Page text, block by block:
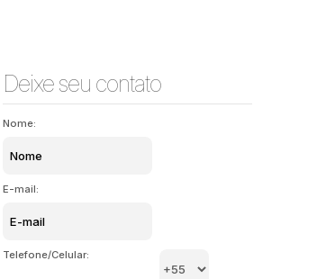
Deixe seu contato
Nome:
E-mail:
Telefone/Celular: